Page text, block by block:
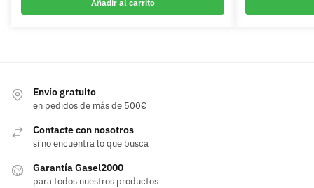
Añadir al carrito
Envío gratuito
en pedidos de más de 500€
Contacte con nosotros
si no encuentra lo que busca
Garantía Gasel2000
para todos nuestros productos